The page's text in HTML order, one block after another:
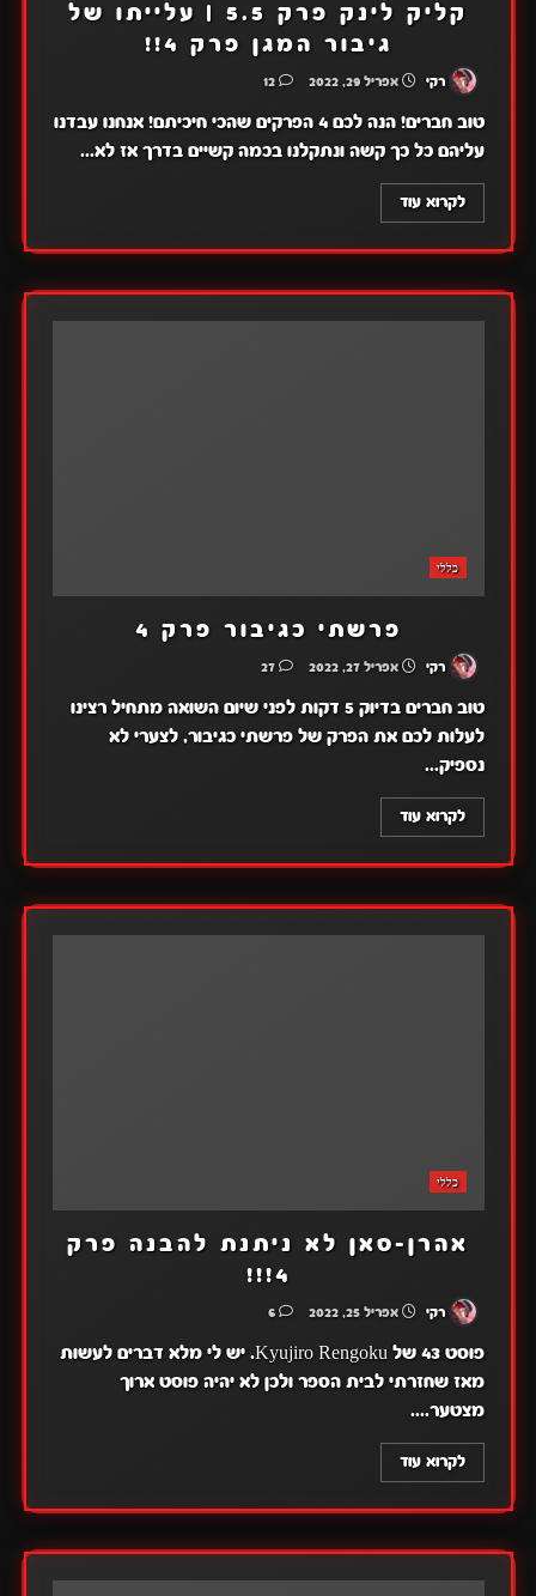
קליק לינק פרק 5.5 | עלייתו של
גיבור המגן פרק 4!!
רקי אפריל 29, 2022 12
טוב חברים! הנה לכם 4 הפרקים שהכי חיכיתם! אנחנו עבדנו
עליהם כל כך קשה ונתקלנו בכמה קשיים בדרך אז לא...
לקרוא עוד
כללי
פרשתי כגיבור פרק 4
רקי אפריל 27, 2022 27
טוב חברים בדיוק 5 דקות לפני שיום השואה מתחיל רצינו
לעלות לכם את הפרק של פרשתי כגיבור, לצערי לא
נספיק...
לקרוא עוד
כללי
אהרן-סאן לא ניתנת להבנה פרק
4!!!
רקי אפריל 25, 2022 6
פוסט 43 של Kyujiro Rengoku. יש לי מלא דברים לעשות
מאז שחזרתי לבית הספר ולכן לא יהיה פוסט ארוך
מצטער....
לקרוא עוד